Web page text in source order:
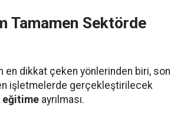
Tamamen Sektörde
en dikkat çeken yönlerinden biri, son
işletmelerde gerçekleştirilecek
eğitime ayrılması.